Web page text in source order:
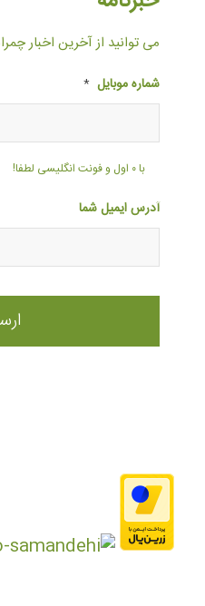
می توانید از آخرین اخبار
شماره موبایل *
با ۰ اول و فونت انگلیسی لطفا!
آدرس ایمیل شما